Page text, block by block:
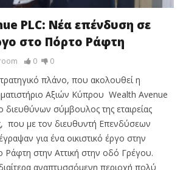
PLC: Νέα επένδυση σε
στο Πόρτο Ράφτη
0 0
πλάνο, που ακολουθεί η
Αξιών Κύπρου Wealth Avenue
διευθύνων σύμβουλος της εταιρείας
που με τον διευθυντή Επενδύσεων
για ένα οικιστικό έργο στην
Ράφτη στην Αττική στην οδό Γρέγου.
αναπτυσσόμενη περιοχή πολύ